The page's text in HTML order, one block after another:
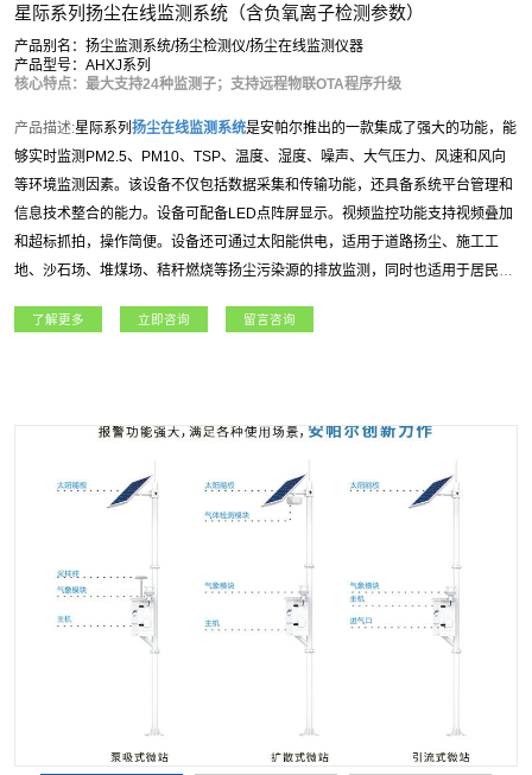
星际系列扬尘在线监测系统（含负氧离子检测参数）
产品别名：扬尘监测系统/扬尘检测仪/扬尘在线监测仪器
产品型号：AHXJ系列
核心特点：最大支持24种监测子；支持远程物联OTA程序升级
产品描述:星际系列 扬尘在线监测系统是安帕尔推出的一款集成了强大的功能，能
够实时监测PM2.5、PM10、TSP、温度、湿度、噪声、大气压力、风速和风向
等环境监测因素。该设备不仅包括数据采集和传输功能，还具备系统平台管理和
信息技术整合的能力。设备可配备LED点阵屏显示。视频监控功能支持视频叠加
和超标抓拍，操作简便。设备还可通过太阳能供电，适用于道路扬尘、施工工
地、沙石场、堆煤场、秸秆燃烧等扬尘污染源的排放监测，同时也适用于居民
了解更多 立即咨询 留言咨询